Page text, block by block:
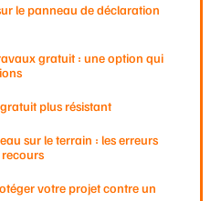
le panneau de déclaration
gratuit : une option qui
plus résistant
sur le terrain : les erreurs
votre projet contre un